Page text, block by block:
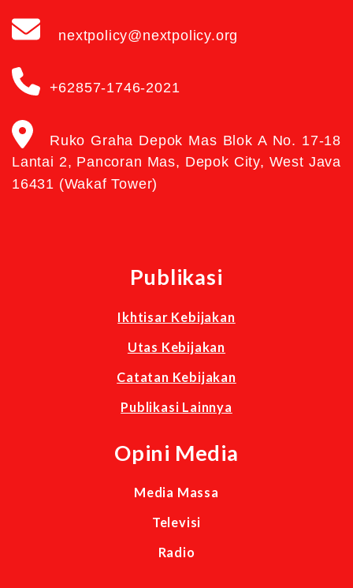
nextpolicy@nextpolicy.org
+62857-1746-2021
Ruko Graha Depok Mas Blok A No. 17-18
Lantai 2, Pancoran Mas, Depok City, West Java
16431 (Wakaf Tower)
Publikasi
Ikhtisar Kebijakan
Utas Kebijakan
Catatan Kebijakan
Publikasi Lainnya
Opini Media
Media Massa
Televisi
Radio